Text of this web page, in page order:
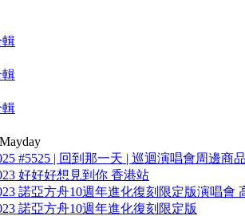
輯
輯
輯
#5525 | 回到那一天 | 巡迴演唱會周邊商品
好好好想見到你 香港站
諾亞方舟10週年進化復刻限定版演唱會
諾亞方舟10週年進化復刻限定版